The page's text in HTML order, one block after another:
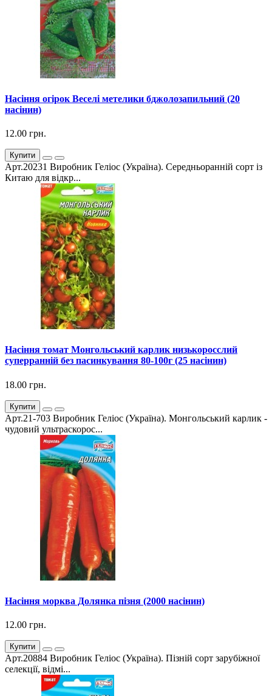
Насіння огірок Веселі метелики бджолозапильний (20
насінин)
12.00 грн.
Купити
Арт.20231 Виробник Геліос (Україна). Середньоранній сорт із
Китаю для відкр...
Насіння томат Монгольський карлик низькоросслий
суперранній без пасинкування 80-100г (25 насінин)
18.00 грн.
Купити
Арт.21-703 Виробник Геліос (Україна). Монгольський карлик -
чудовий ультраскорос...
Насіння морква Долянка пізня (2000 насінин)
12.00 грн.
Купити
Арт.20884 Виробник Геліос (Україна). Пізній сорт зарубіжної
селекції, відмі...